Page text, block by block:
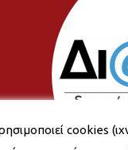
cookies